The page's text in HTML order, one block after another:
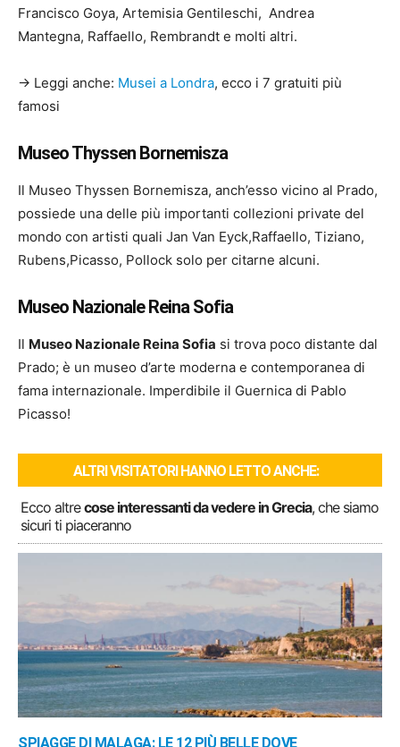
Francisco Goya, Artemisia Gentileschi, Andrea
Mantegna, Raffaello, Rembrandt e molti altri.
→ Leggi anche: Musei a Londra, ecco i 7 gratuiti più
famosi
Museo Thyssen Bornemisza
Il Museo Thyssen Bornemisza, anch’esso vicino al Prado,
possiede una delle più importanti collezioni private del
mondo con artisti quali Jan Van Eyck,Raffaello, Tiziano,
Rubens,Picasso, Pollock solo per citarne alcuni.
Museo Nazionale Reina Sofia
Il Museo Nazionale Reina Sofia si trova poco distante dal
Prado; è un museo d’arte moderna e contemporanea di
fama internazionale. Imperdibile il Guernica di Pablo
Picasso!
ALTRI VISITATORI HANNO LETTO ANCHE:
Ecco altrecose interessanti da vedere in Grecia, che siamo
sicuri ti piaceranno
SPIAGGE DI MALAGA: LE 12 PIÙ BELLE DOVE